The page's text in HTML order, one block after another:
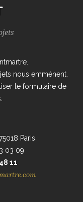
nous emmènent.
le formulaire de
Paris
03 09
11